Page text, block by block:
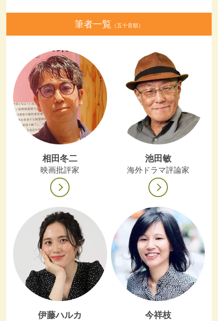
筆者一覧 （五十音順）
相田冬二
映画批評家
池田敏
海外ドラマ評論家
伊藤ハルカ 今祥枝